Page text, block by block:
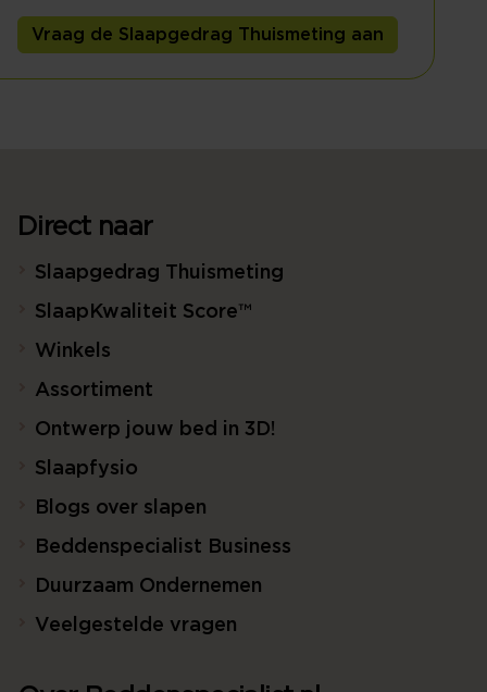
Vraag de Slaapgedrag Thuismeting aan
Direct naar
Slaapgedrag Thuismeting
SlaapKwaliteit Score™
Winkels
Assortiment
Ontwerp jouw bed in 3D!
Slaapfysio
Blogs over slapen
Beddenspecialist Business
Duurzaam Ondernemen
Veelgestelde vragen